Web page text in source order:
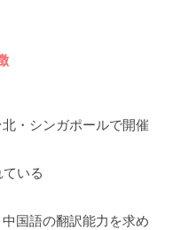
・シンガポールで開催
いる
国語の翻訳能力を求め